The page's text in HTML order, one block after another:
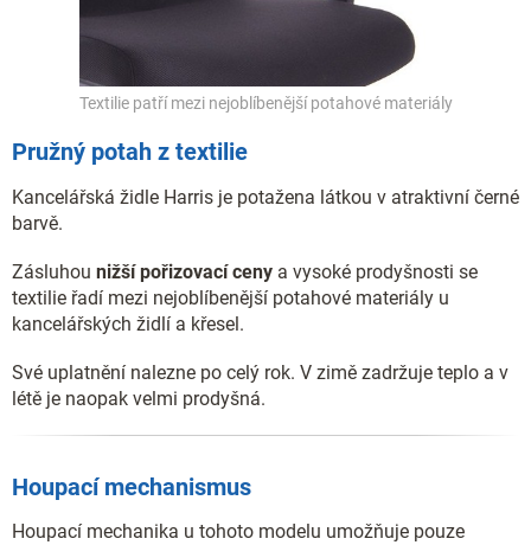
Textilie patří mezi nejoblíbenější potahové materiály
Pružný potah z textilie
Kancelářská židle Harris je potažena látkou v atraktivní černé
barvě.
Zásluhou nižší pořizovací ceny a vysoké prodyšnosti se
textilie řadí mezi nejoblíbenější potahové materiály u
kancelářských židlí a křesel.
Své uplatnění nalezne po celý rok. V zimě zadržuje teplo a v
létě je naopak velmi prodyšná.
Houpací mechanismus
Houpací mechanika u tohoto modelu umožňuje pouze